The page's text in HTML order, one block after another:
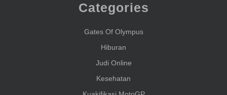
Categories
Gates Of Olympus
Hiburan
Judi Online
Kesehatan